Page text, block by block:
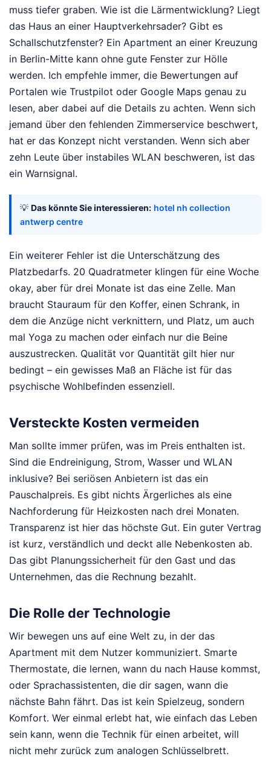
muss tiefer graben. Wie ist die Lärmentwicklung? Liegt
das Haus an einer Hauptverkehrsader? Gibt es
Schallschutzfenster? Ein Apartment an einer Kreuzung
in Berlin-Mitte kann ohne gute Fenster zur Hölle
werden. Ich empfehle immer, die Bewertungen auf
Portalen wie Trustpilot oder Google Maps genau zu
lesen, aber dabei auf die Details zu achten. Wenn sich
jemand über den fehlenden Zimmerservice beschwert,
hat er das Konzept nicht verstanden. Wenn sich aber
zehn Leute über instabiles WLAN beschweren, ist das
ein Warnsignal.
💡 Das könnte Sie interessieren: hotel nh collection
antwerp centre
Ein weiterer Fehler ist die Unterschätzung des
Platzbedarfs. 20 Quadratmeter klingen für eine Woche
okay, aber für drei Monate ist das eine Zelle. Man
braucht Stauraum für den Koffer, einen Schrank, in
dem die Anzüge nicht verknittern, und Platz, um auch
mal Yoga zu machen oder einfach nur die Beine
auszustrecken. Qualität vor Quantität gilt hier nur
bedingt – ein gewisses Maß an Fläche ist für das
psychische Wohlbefinden essenziell.
Versteckte Kosten vermeiden
Man sollte immer prüfen, was im Preis enthalten ist.
Sind die Endreinigung, Strom, Wasser und WLAN
inklusive? Bei seriösen Anbietern ist das ein
Pauschalpreis. Es gibt nichts Ärgerliches als eine
Nachforderung für Heizkosten nach drei Monaten.
Transparenz ist hier das höchste Gut. Ein guter Vertrag
ist kurz, verständlich und deckt alle Nebenkosten ab.
Das gibt Planungssicherheit für den Gast und das
Unternehmen, das die Rechnung bezahlt.
Die Rolle der Technologie
Wir bewegen uns auf eine Welt zu, in der das
Apartment mit dem Nutzer kommuniziert. Smarte
Thermostate, die lernen, wann du nach Hause kommst,
oder Sprachassistenten, die dir sagen, wann die
nächste Bahn fährt. Das ist kein Spielzeug, sondern
Komfort. Wer einmal erlebt hat, wie einfach das Leben
sein kann, wenn die Technik für einen arbeitet, will
nicht mehr zurück zum analogen Schlüsselbrett.